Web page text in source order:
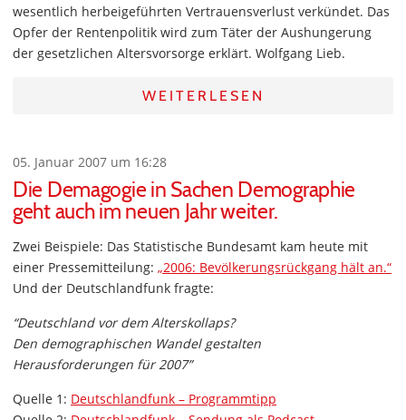
wesentlich herbeigeführten Vertrauensverlust verkündet. Das
Opfer der Rentenpolitik wird zum Täter der Aushungerung
der gesetzlichen Altersvorsorge erklärt. Wolfgang Lieb.
WEITERLESEN
05. Januar 2007 um 16:28
Die Demagogie in Sachen Demographie
geht auch im neuen Jahr weiter.
Zwei Beispiele: Das Statistische Bundesamt kam heute mit
einer Pressemitteilung: „2006: Bevölkerungsrückgang hält an.“
Und der Deutschlandfunk fragte:
“Deutschland vor dem Alterskollaps?
Den demographischen Wandel gestalten
Herausforderungen für 2007”
Quelle 1: Deutschlandfunk – Programmtipp